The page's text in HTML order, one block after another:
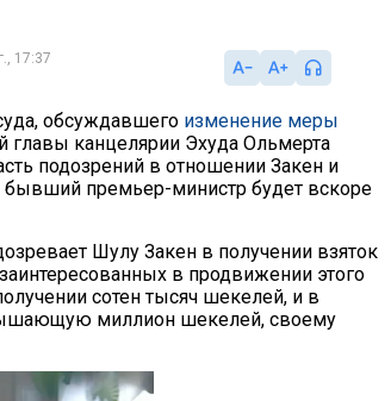
17:37
обсуждавшего изменение меры
канцелярии Эхуда Ольмерта
подозрений в отношении Закен и
бывший премьер-министр будет вскоре
Шулу Закен в получении взяток
в продвижении этого
сотен тысяч шекелей, и в
миллион шекелей, своему